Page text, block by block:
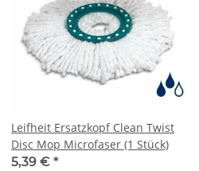
Leifheit Ersatzkopf Clean Twist
Disc Mop Microfaser (1 Stück)
5,39 € *